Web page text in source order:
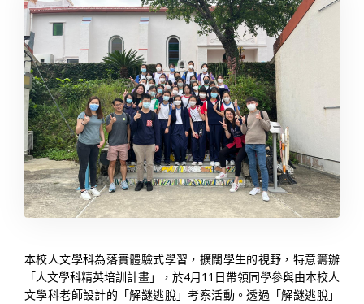
本校人文學科為落實體驗式學習，擴闊學生的視野，特意籌辦
「人文學科精英培訓計畫」，於4月11日帶領同學參與由本校人
文學科老師設計的「解謎逃脫」考察活動。透過「解謎逃脫」